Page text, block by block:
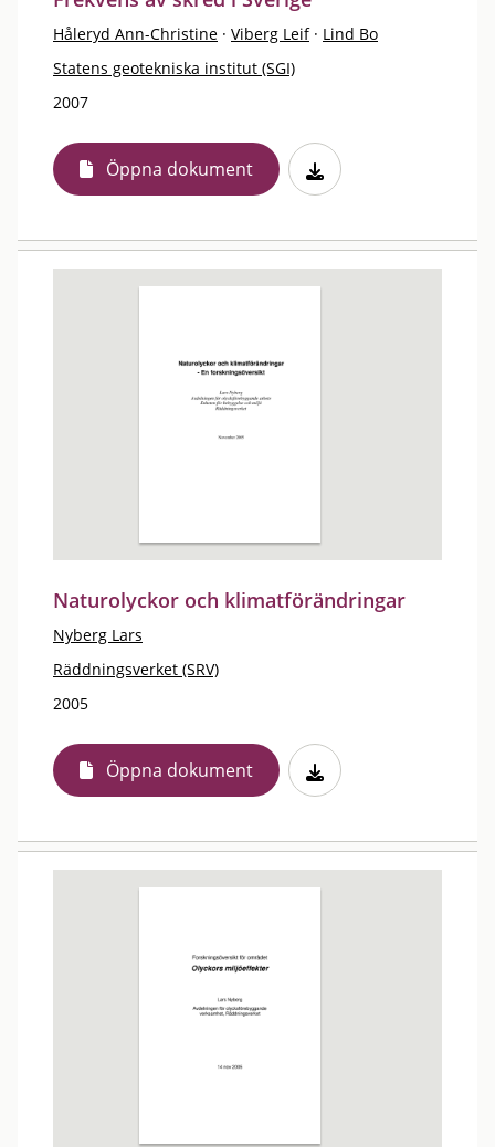
Håleryd Ann-Christine · Viberg Leif · Lind Bo
Statens geotekniska institut (SGI)
2007
Öppna dokument
Naturolyckor och klimatförändringar
Nyberg Lars
Räddningsverket (SRV)
2005
Öppna dokument